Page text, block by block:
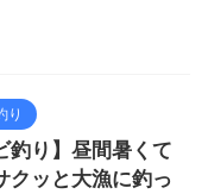
り
釣り】昼間暑くて
クッと大漁に釣っ